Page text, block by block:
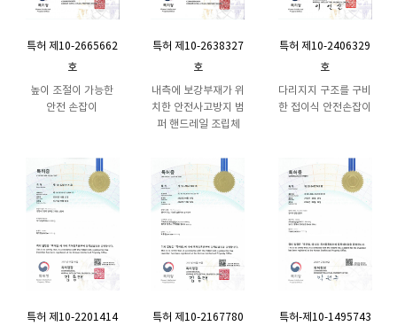
특허 제10-2665662
호
높이 조절이 가능한
안전 손잡이
특허 제10-2638327
호
내측에 보강부재가 위
치한 안전사고방지 범
퍼 핸드레일 조립체
특허 제10-2406329
호
다리지지 구조를 구비
한 접이식 안전손잡이
특허 제10-2201414 특허 제10-2167780 특허-제10-1495743